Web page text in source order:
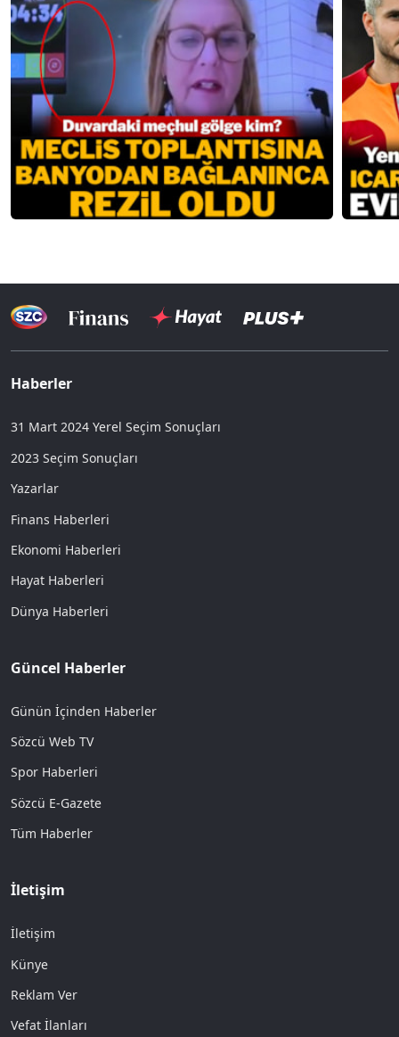
Haberler
31 Mart 2024 Yerel Seçim Sonuçları
2023 Seçim Sonuçları
Yazarlar
Finans Haberleri
Ekonomi Haberleri
Hayat Haberleri
Dünya Haberleri
Güncel Haberler
Günün İçinden Haberler
Sözcü Web TV
Spor Haberleri
Sözcü E-Gazete
Tüm Haberler
İletişim
İletişim
Künye
Reklam Ver
Vefat İlanları